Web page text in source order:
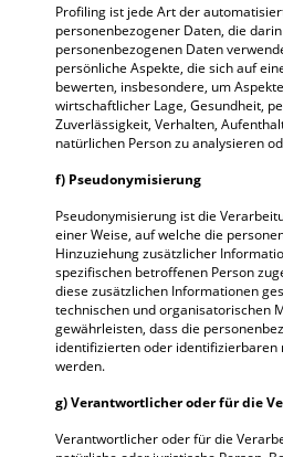
Profiling ist jede Art der
personenbezogener Daten, die
personenbezogenen Daten
persönliche Aspekte, die sich auf
bewerten, insbesondere, um
wirtschaftlicher Lage, Gesundheit,
Zuverlässigkeit, Verhalten,
natürlichen Person zu analysieren
f) Pseudonymisierung
Pseudonymisierung ist die
einer Weise, auf welche die
Hinzuziehung zusätzlicher
spezifischen betroffenen Person
diese zusätzlichen Informationen
technischen und organisatorischen
gewährleisten, dass die
identifizierten oder identifizierbaren
werden.
g) Verantwortlicher oder für die
Verantwortlicher oder für die